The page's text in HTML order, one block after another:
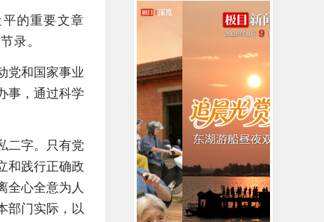
的重要文章
录。
党和国家事业
事，通过科学
二字。只有党
和践行正确政
全心全意为人
部门实际，以